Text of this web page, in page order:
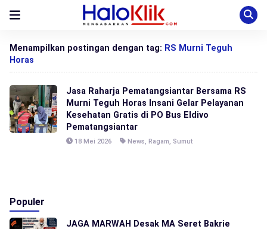
Menampilkan postingan dengan tag: RS Murni Teguh
Horas
Jasa Raharja Pematangsiantar Bersama RS
Murni Teguh Horas Insani Gelar Pelayanan
Kesehatan Gratis di PO Bus Eldivo
Pematangsiantar
18 Mei 2026 News, Ragam, Sumut
Populer
JAGA MARWAH Desak MA Seret Bakrie